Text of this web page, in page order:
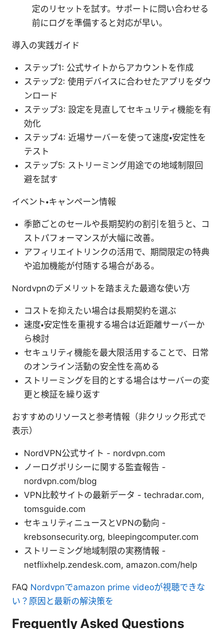
定のリセットを試す。サポートに問い合わせる
前にログを準備すると対応が早い。
導入の実践ガイド
ステップ1: 公式サイトからアカウントを作成
ステップ2: 使用デバイスに合わせたアプリをダウ
ンロード
ステップ3: 設定を見直してセキュリティ機能を有
効化
ステップ4: 近場サーバーを使って速度・安定性を
テスト
ステップ5: ストリーミング用途での地域制限回
避を試す
イベント・キャンペーン情報
季節ごとのセールや長期契約の割引を狙うと、コ
ストパフォーマンスが大幅に改善。
アフィリエイトリンクの活用で、期間限定の特典
や追加機能が付随する場合がある。
Nordvpnのデメリットを踏まえた最適な使い方
コストを抑えたい場合は長期契約を選ぶ
速度・安定性を重視する場合は近距離サーバーか
ら検討
セキュリティ機能を最大限活用することで、日常
のオンライン活動の安全性を高める
ストリーミングを目的とする場合はサーバーの変
更と検証を繰り返す
おすすめのリソースと参考情報（非クリック形式で
表示）
NordVPN公式サイト - nordvpn.com
ノーログポリシーに関する監査報告 -
nordvpn.com/blog
VPN比較サイトの最新データ - techradar.com,
tomsguide.com
セキュリティニュースとVPNの動向 -
krebsonsecurity.org, bleepingcomputer.com
ストリーミング地域制限の実務情報 -
netflixhelp.zendesk.com, amazon.com/help
FAQ Nordvpnでamazon prime videoが視聴できな
い？原因と最新の解決策を
Frequently Asked Questions